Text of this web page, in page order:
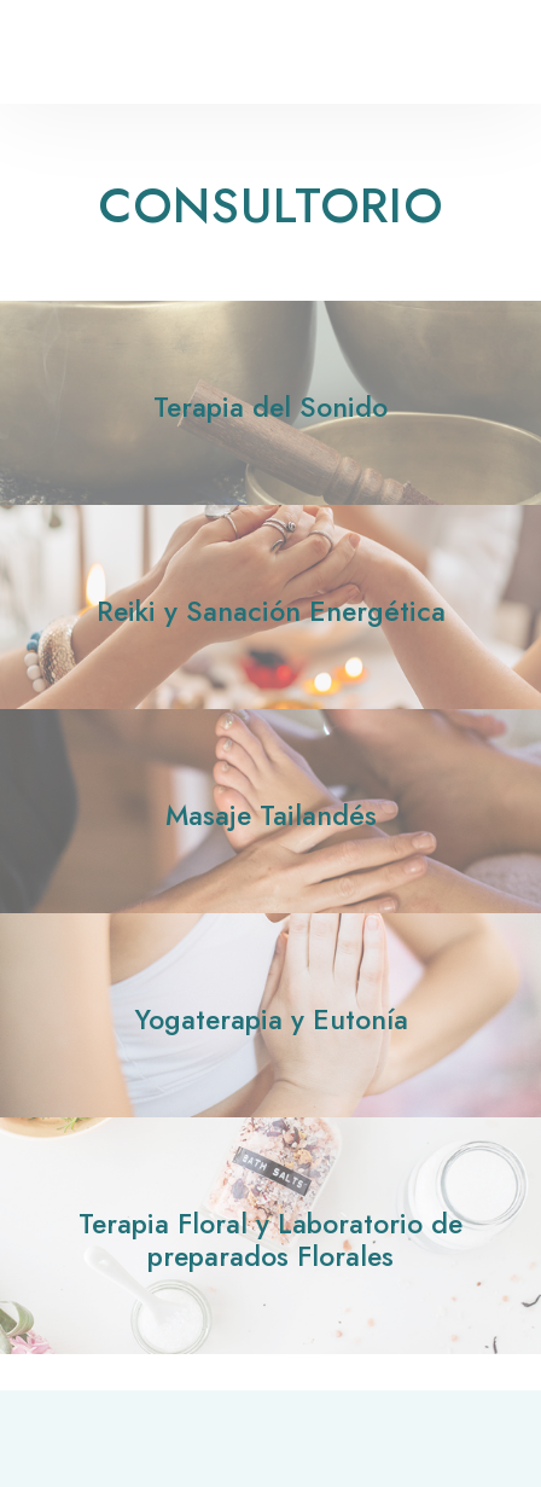
CONSULTORIO
Terapia del Sonido
Reiki y Sanación Energética
Masaje Tailandés
Yogaterapia y Eutonía
Terapia Floral y Laboratorio de
preparados Florales